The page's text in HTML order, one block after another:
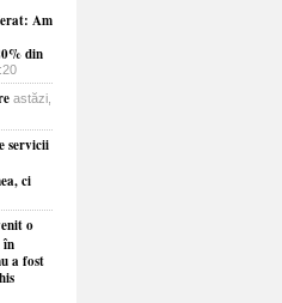
Am
din
astăzi,
servicii
ci
o
în
a fost